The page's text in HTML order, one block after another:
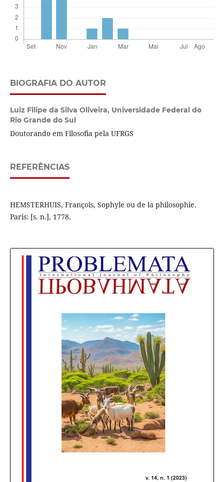
BIOGRAFIA DO AUTOR
Luiz Filipe da Silva Oliveira, Universidade Federal do
Rio Grande do Sul
Doutorando em Filosofia pela UFRGS
REFERÊNCIAS
HEMSTERHUIS, François, Sophyle ou de la philosophie.
Paris: [s. n.], 1778.